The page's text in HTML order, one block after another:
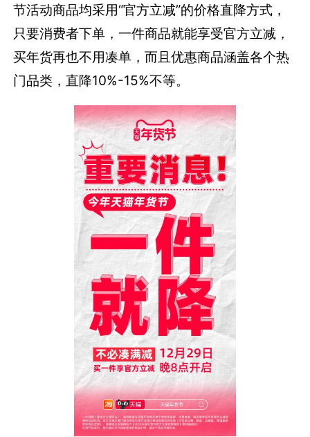
节活动商品均采用“官方立减”的价格直降方式，
只要消费者下单，一件商品就能享受官方立减，
买年货再也不用凑单，而且优惠商品涵盖各个热
门品类，直降10%-15%不等。